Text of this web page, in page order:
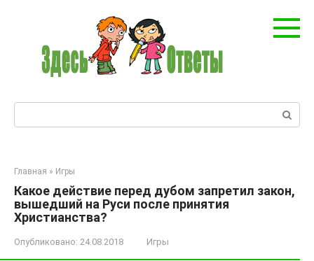
Поиск:
Главная » Игры
Какое действие перед дубом запретил закон,
вышедший на Руси после принятия
Христианства?
Опубликовано: 24.08.2018 Игры